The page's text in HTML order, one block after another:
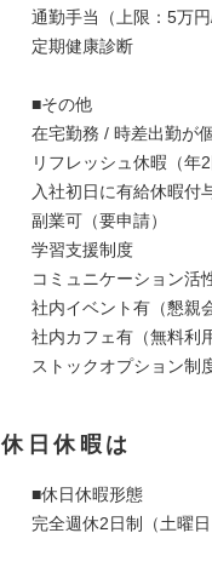
通勤手当（上限：5万円/
定期健康診断
■その他
在宅勤務 / 時差出勤が
リフレッシュ休暇（年
入社初日に有給休暇付
副業可（要申請）
学習支援制度
コミュニケーション活
社内イベント有（懇親
社内カフェ有（無料利
ストックオプション制
休日休暇は
■休⽇休暇形態
完全週休2⽇制（土曜日